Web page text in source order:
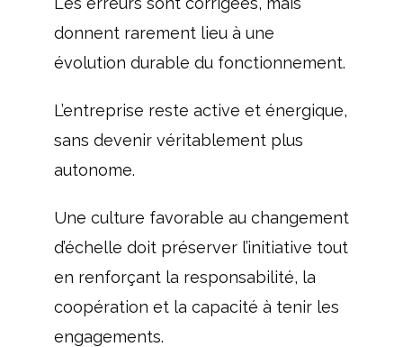
donnent rarement lieu à une
évolution durable du fonctionnement.
L’entreprise reste active et énergique,
sans devenir véritablement plus
autonome.
Une culture favorable au changement
d’échelle doit préserver l’initiative tout
en renforçant la responsabilité, la
coopération et la capacité à tenir les
engagements.